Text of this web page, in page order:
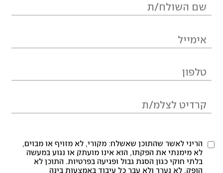
הריני לאשר שהתוכן שאשלח: מקורי, לא מזויף או מבוים,
לא מימנתי את הפקתו, הוא אינו מועתק או נגוע במעשה
בלתי חוקי כגון הסגת גבול ופגיעה בפרטיות. התוכן לא
הופק, לא נערך ולא עבר כל עיבוד באמצעות בינה